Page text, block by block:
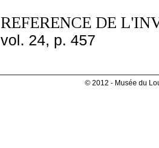
REFERENCE DE
vol. 24, p. 457
© 2012 - Musée du